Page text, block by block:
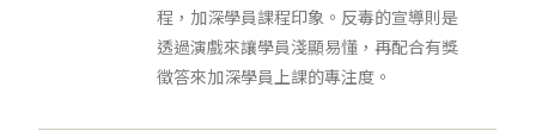
程，加深學員課程印象。反毒的宣導則是
透過演戲來讓學員淺顯易懂，再配合有獎
徵答來加深學員上課的專注度。